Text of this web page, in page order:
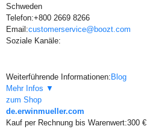
Schweden
Telefon:+800 2669 8266
Email:customerservice@boozt.com
Soziale Kanäle:
Weiterführende Informationen: Blog
Mehr Infos ▼
zum Shop
de.erwinmueller.com
Kauf per Rechnung bis Warenwert:300 €